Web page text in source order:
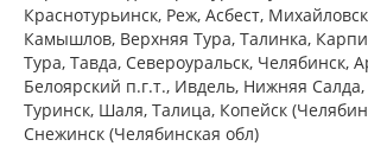
Краснотурьинск, Реж, Асбест,
Камышлов, Верхняя Тура, Талинка,
Тура, Тавда, Североуральск, Челябинск,
Белоярский п.г.т., Ивдель, Нижняя
Туринск, Шаля, Талица, Копейск
Снежинск (Челябинская обл)